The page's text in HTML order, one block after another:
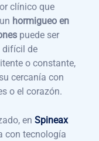
clínico que
hormigueo en
puede ser
difícil de
o constante,
cercanía con
o el corazón.
en Spineax
con tecnología